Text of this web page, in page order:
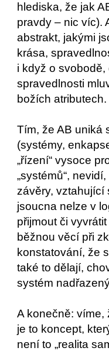
hlediska, že jak
pravdy – nic víc).
abstrakt, jakými
krása,
i když o svobodě,
spravedlnosti
božích atributech.
Tím, že AB uniká
(systémy,
„řízení“ vysoce
„systémů“,
závěry, vztahující
jsoucna nelze v
přijmout či
běžnou věcí při
konstatování, že
také to dělají,
systém
A konečně: víme,
je to koncept,
není to „realita